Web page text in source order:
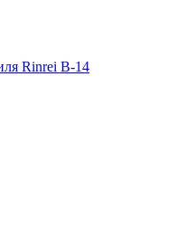
Rinrei B-14